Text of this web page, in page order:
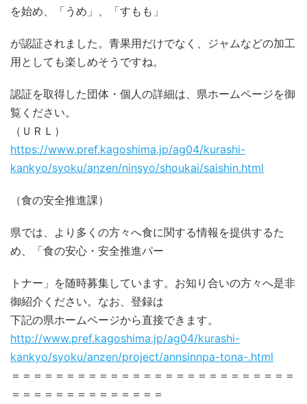
を始め、「うめ」、「すもも」
が認証されました。青果用だけでなく、ジャムなどの加工
用としても楽しめそうですね。
認証を取得した団体・個人の詳細は、県ホームページを御
覧ください。
（ＵＲＬ）
https://www.pref.kagoshima.jp/ag04/kurashi-
kankyo/syoku/anzen/ninsyo/shoukai/saishin.html
（食の安全推進課）
県では、より多くの方々へ食に関する情報を提供するた
め、「食の安心・安全推進パー
トナー」を随時募集しています。お知り合いの方々へ是非
御紹介ください。なお、登録は
下記の県ホームページから直接できます。
http://www.pref.kagoshima.jp/ag04/kurashi-
kankyo/syoku/anzen/project/annsinnpa-tona-.html
＝＝＝＝＝＝＝＝＝＝＝＝＝＝＝＝＝＝＝＝＝＝＝＝＝＝
＝＝＝＝＝＝＝＝＝＝＝＝＝＝